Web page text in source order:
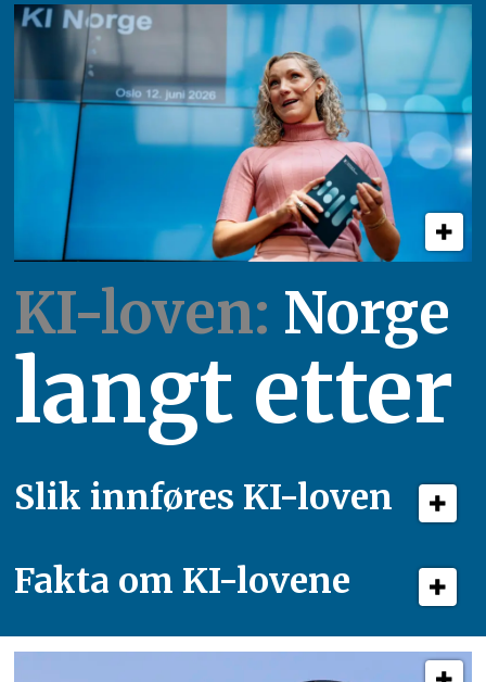
KI-loven: Norge
langt etter
Slik innføres KI-loven
Fakta om KI-lovene